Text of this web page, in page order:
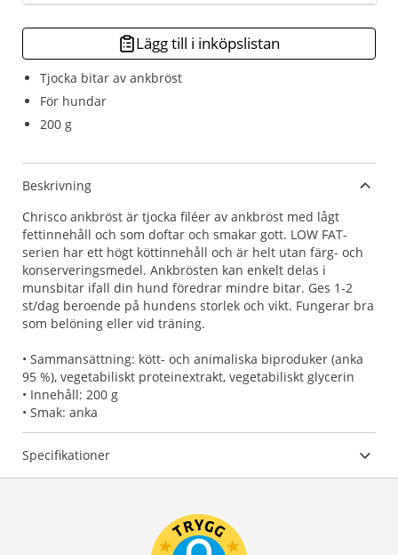
Tjocka bitar av ankbröst
För hundar
200 g
Lägg till i inköpslistan
Beskrivning
Chrisco ankbröst är tjocka filéer av ankbröst med lågt
fettinnehåll och som doftar och smakar gott. LOW FAT-
serien har ett högt köttinnehåll och är helt utan färg- och
konserveringsmedel. Ankbrösten kan enkelt delas i
munsbitar ifall din hund föredrar mindre bitar. Ges 1-2
st/dag beroende på hundens storlek och vikt. Fungerar bra
som belöning eller vid träning.
• Sammansättning: kött- och animaliska biproduker (anka
95 %), vegetabiliskt proteinextrakt, vegetabiliskt glycerin
• Innehåll: 200 g
• Smak: anka
Specifikationer